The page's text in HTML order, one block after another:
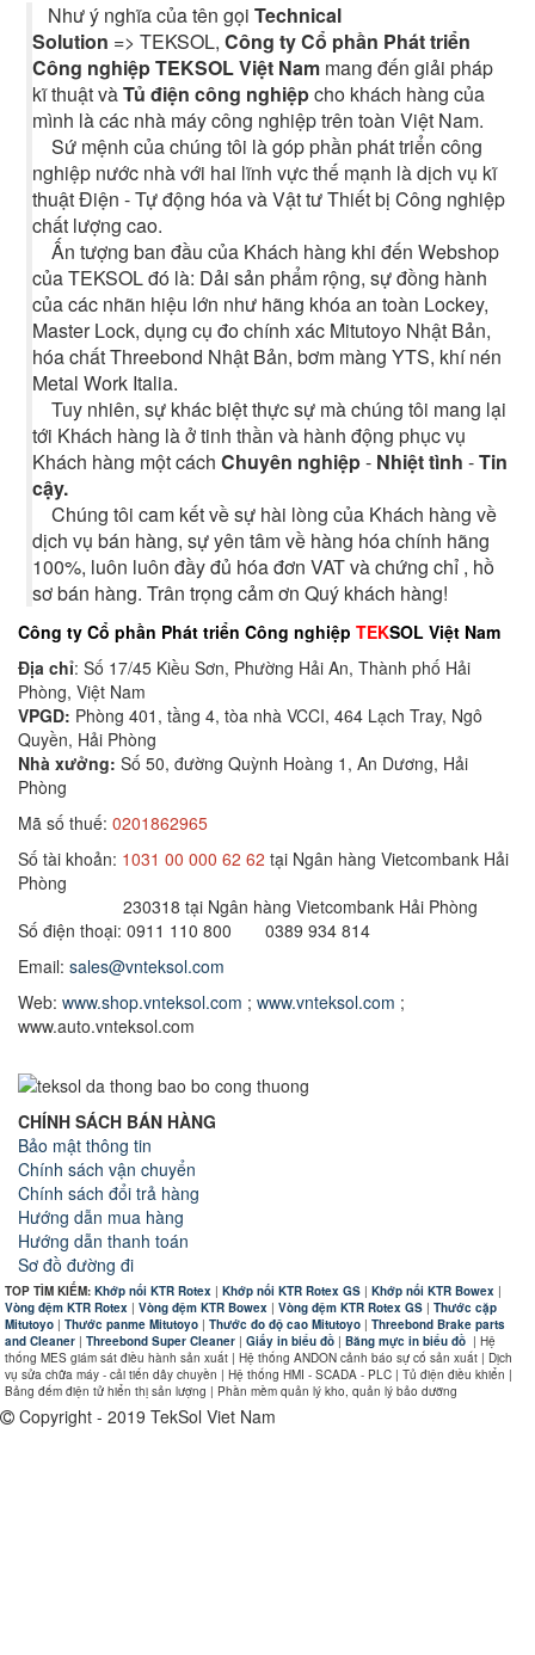
Như ý nghĩa của tên gọiTechnical
Solution => TEKSOL,Công ty Cổ phần Phát triển
Công nghiệp TEKSOL Việt Nam mang đến giải pháp
kĩ thuật vàTủ điện công nghiệpcho khách hàng của
mình là các nhà máy công nghiệp trên toàn Việt Nam.
Sứ mệnh của chúng tôi là góp phần phát triển công
nghiệp nước nhà với hai lĩnh vực thế mạnh là dịch vụ kĩ
thuật Điện - Tự động hóa và Vật tư Thiết bị Công nghiệp
chất lượng cao.
Ấn tượng ban đầu của Khách hàng khi đến Webshop
của TEKSOL đó là: Dải sản phẩm rộng, sự đồng hành
của các nhãn hiệu lớn như hãng khóa an toàn Lockey,
Master Lock, dụng cụ đo chính xác Mitutoyo Nhật Bản,
hóa chất Threebond Nhật Bản, bơm màng YTS, khí nén
Metal Work Italia.
Tuy nhiên, sự khác biệt thực sự mà chúng tôi mang lại
tới Khách hàng là ở tinh thần và hành động phục vụ
Khách hàng một cáchChuyên nghiệp- Nhiệt tình -Tin
cậy.
Chúng tôi cam kết về sự hài lòng của Khách hàng về
dịch vụ bán hàng, sự yên tâm về hàng hóa chính hãng
100%, luôn luôn đầy đủ hóa đơn VAT và chứng chỉ , hồ
sơ bán hàng. Trân trọng cảm ơn Quý khách hàng!
Công ty Cổ phần Phát triển Công nghiệp TEKSOL Việt Nam
Địa chỉ: Số 17/45 Kiều Sơn, Phường Hải An, Thành phố Hải
Phòng, Việt Nam
VPGD: Phòng 401, tầng 4, tòa nhà VCCI, 464 Lạch Tray, Ngô
Quyền, Hải Phòng
Nhà xưởng: Số 50, đường Quỳnh Hoàng 1, An Dương, Hải
Phòng
Mã số thuế: 0201862965
Số tài khoản: 1031 00 000 62 62 tại Ngân hàng Vietcombank Hải
Phòng
230318 tại Ngân hàng Vietcombank Hải Phòng
Số điện thoại: 0911 110 800 0389 934 814
Email: sales@vnteksol.com
Web: www.shop.vnteksol.com ; www.vnteksol.com ;
www.auto.vnteksol.com
CHÍNH SÁCH BÁN HÀNG
Bảo mật thông tin
Chính sách vận chuyển
Chính sách đổi trả hàng
Hướng dẫn mua hàng
Hướng dẫn thanh toán
Sơ đồ đường đi
TOP TÌM KIẾM:Khớp nối KTR Rotex |Khớp nối KTR Rotex GS |Khớp nối KTR Bowex |
Vòng đệm KTR Rotex | Vòng đệm KTR Bowex |Vòng đệm KTR Rotex GS |Thước cặp
Mitutoyo |Thước panme Mitutoyo |Thước đo độ cao Mitutoyo |Threebond Brake parts
and Cleaner |Threebond Super Cleaner |Giấy in biểu đồ |Băng mực in biểu đồ | Hệ
thống MES giám sát điều hành sản xuất | Hệ thống ANDON cảnh báo sự cố sản xuất | Dịch
vụ sửa chữa máy - cải tiến dây chuyền | Hệ thống HMI - SCADA - PLC | Tủ điện điều khiển |
Bảng đếm điện tử hiển thị sản lượng | Phần mềm quản lý kho, quản lý bảo dưỡng
Copyright - 2019 TekSol Viet Nam